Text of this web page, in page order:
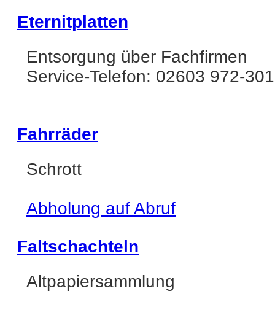
Eternitplatten
Entsorgung über Fachfirmen
Service-Telefon: 02603 972-301
Fahrräder
Schrott
Abholung auf Abruf
Faltschachteln
Altpapiersammlung